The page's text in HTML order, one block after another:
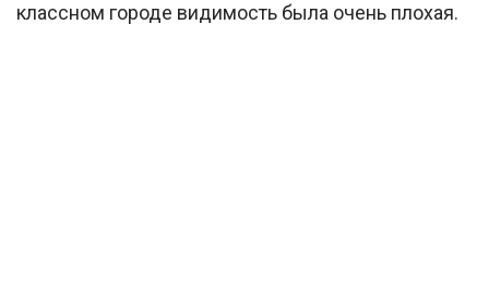
классном городе видимость была очень плохая.